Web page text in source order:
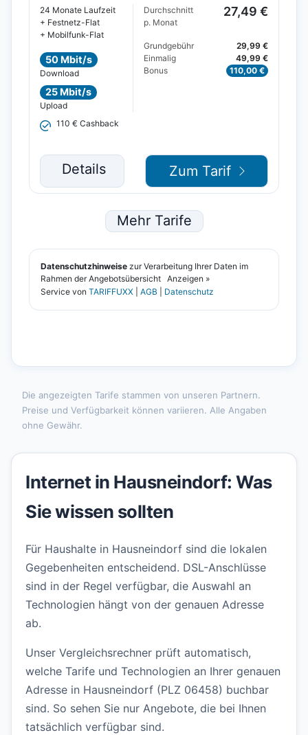
Die angezeigten Tarife stammen von unseren Partnern.
Preise und Verfügbarkeit können variieren. Alle Angaben
ohne Gewähr.
Internet in Hausneindorf: Was
Sie wissen sollten
Für Haushalte in Hausneindorf sind die lokalen
Gegebenheiten entscheidend. DSL-Anschlüsse
sind in der Regel verfügbar, die Auswahl an
Technologien hängt von der genauen Adresse
ab.
Unser Vergleichsrechner prüft automatisch,
welche Tarife und Technologien an Ihrer genauen
Adresse in Hausneindorf (PLZ 06458) buchbar
sind. So sehen Sie nur Angebote, die bei Ihnen
tatsächlich verfügbar sind.